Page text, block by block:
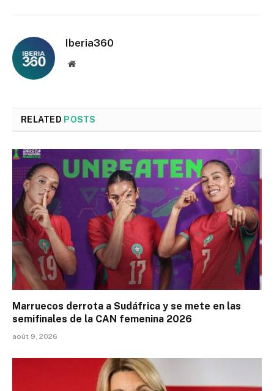
Iberia360
Website
RELATED POSTS
Marruecos derrota a Sudáfrica y se mete en las
semifinales de la CAN femenina 2026
août 9, 2026